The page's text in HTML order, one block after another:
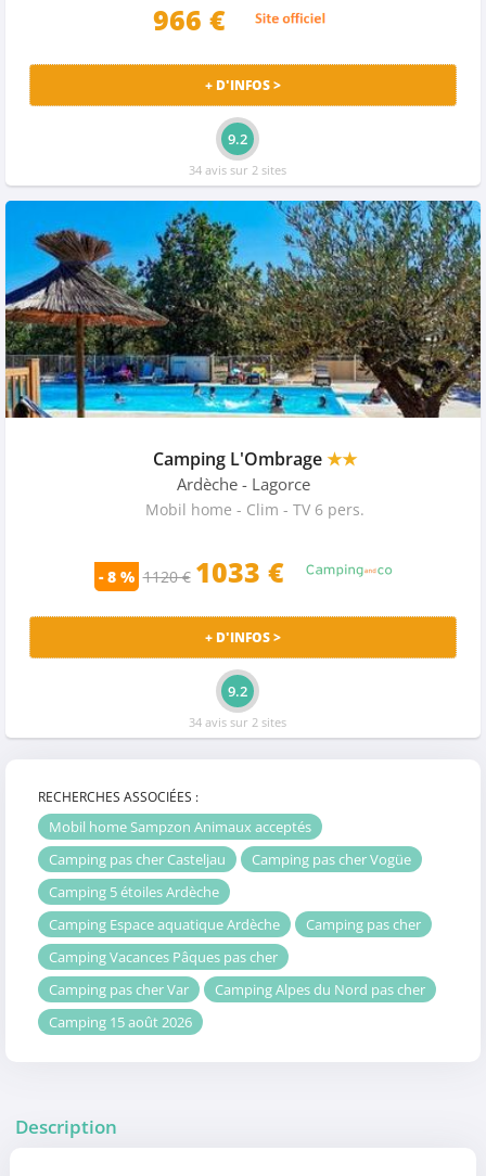
966 €
+ D'INFOS >
9.2
34 avis sur 2 sites
Camping L'Ombrage★★
Ardèche - Lagorce
Mobil home - Clim - TV 6 pers.
- 8 % 1120 € 1033 €
+ D'INFOS >
9.2
34 avis sur 2 sites
RECHERCHES ASSOCIÉES :
Mobil home Sampzon Animaux acceptés
Camping pas cher Casteljau
Camping pas cher Vogüe
Camping 5 étoiles Ardèche
Camping Espace aquatique Ardèche
Camping pas cher
Camping Vacances Pâques pas cher
Camping pas cher Var
Camping Alpes du Nord pas cher
Camping 15 août 2026
Description